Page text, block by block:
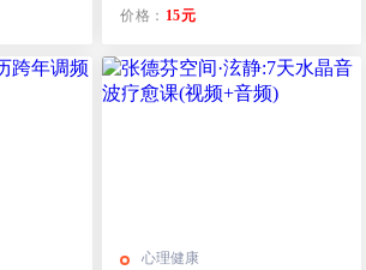
价格： 15元
心理健康